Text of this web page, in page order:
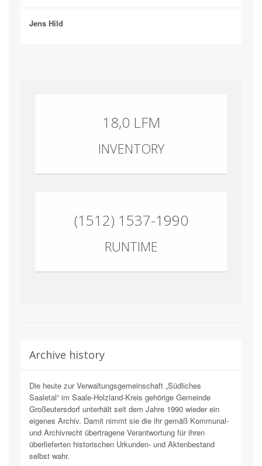
Jens Hild
18,0 LFM
INVENTORY
(1512) 1537-1990
RUNTIME
Archive history
Die heute zur Verwaltungsgemeinschaft „Südliches
Saaletal“ im Saale-Holzland-Kreis gehörige Gemeinde
Großeutersdorf unterhält seit dem Jahre 1990 wieder ein
eigenes Archiv. Damit nimmt sie die ihr gemäß Kommunal-
und Archivrecht übertragene Verantwortung für ihren
überlieferten historischen Urkunden- und Aktenbestand
selbst wahr.